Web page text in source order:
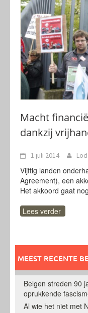
Macht
dankzij
1 juli 2014
Vijftig landen
Agreement), een
Het akkoord gaat
Lees verder
MEEST RECENTE
Belgen streden 90
oprukkende
Al wie het niet met